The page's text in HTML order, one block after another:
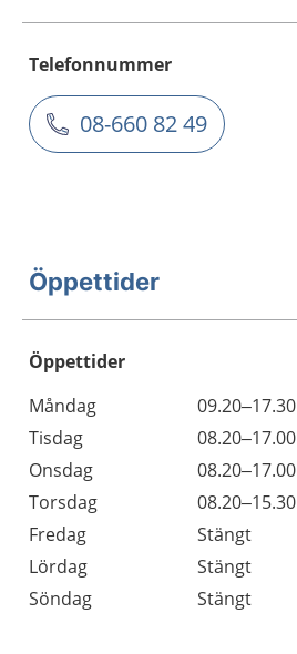
Telefonnummer
08-660 82 49
Öppettider
Öppettider
Dag
Öppettider
Kommentarer
Måndag
09.20–17.30
Tisdag
08.20–17.00
Onsdag
08.20–17.00
Torsdag
08.20–15.30
Fredag
Stängt
Lördag
Stängt
Söndag
Stängt